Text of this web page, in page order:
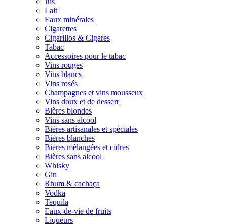
Lait
Eaux minérales
Cigarettes
Cigarillos & Cigares
Tabac
Accessoires pour le tabac
Vins rouges
Vins blancs
Vins rosés
Champagnes et vins mousseux
Vins doux et de dessert
Bières blondes
Vins sans alcool
Bières artisanales et spéciales
Bières blanches
Bières mèlangées et cidres
Bières sans alcool
Whisky
Gin
Rhum & cachaça
Vodka
Tequila
Eaux-de-vie de fruits
Liqueurs